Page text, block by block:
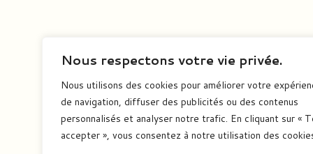
Nous respectons votre vie privée.
Nous utilisons des cookies pour améliorer votre
de navigation, diffuser des publicités ou des contenus
personnalisés et analyser notre trafic. En cliquant sur «
accepter », vous consentez à notre utilisation des